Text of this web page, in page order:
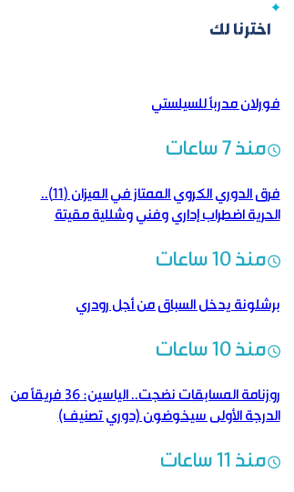
اخترنا لك
فورلان مدرباً للسيلستي
منذ 7 ساعات
فرق الدوري الكروي الممتاز في الميزان (11)..
الحرية اضطراب إداري وفني وشللية مقيتة
منذ 10 ساعات
برشلونة يدخل السباق من أجل رودري
منذ 10 ساعات
روزنامة المسابقات نضجت.. الياسين: 36 فريقاً من
الدرجة الأولى سيخوضون (دوري تصنيف)
منذ 11 ساعات